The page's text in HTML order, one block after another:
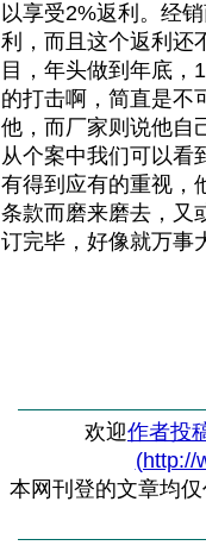
以享受2%返利。经
利，而且这个返利还
目，年头做到年底，
的打击啊，简直是不
他，而厂家则说他自
从个案中我们可以看
有得到应有的重视，
条款而磨来磨去，又
订完毕，好像就万
欢迎作者投
(http://
本网刊登的文章均